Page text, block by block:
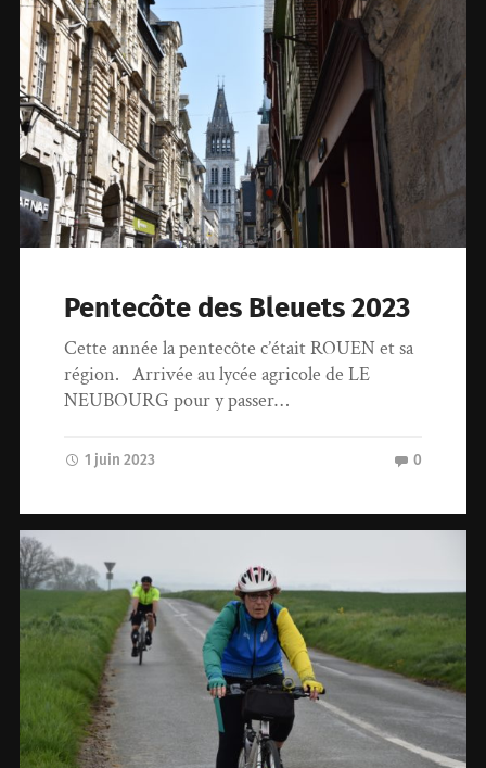
Pentecôte des Bleuets 2023
Cette année la pentecôte c’était ROUEN et sa
région. Arrivée au lycée agricole de LE
NEUBOURG pour y passer…
1 juin 2023 0